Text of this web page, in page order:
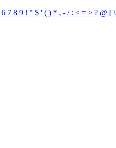
6 7 8 9 ! " $ ' ( ) * , - / : < = > ? @ [ \